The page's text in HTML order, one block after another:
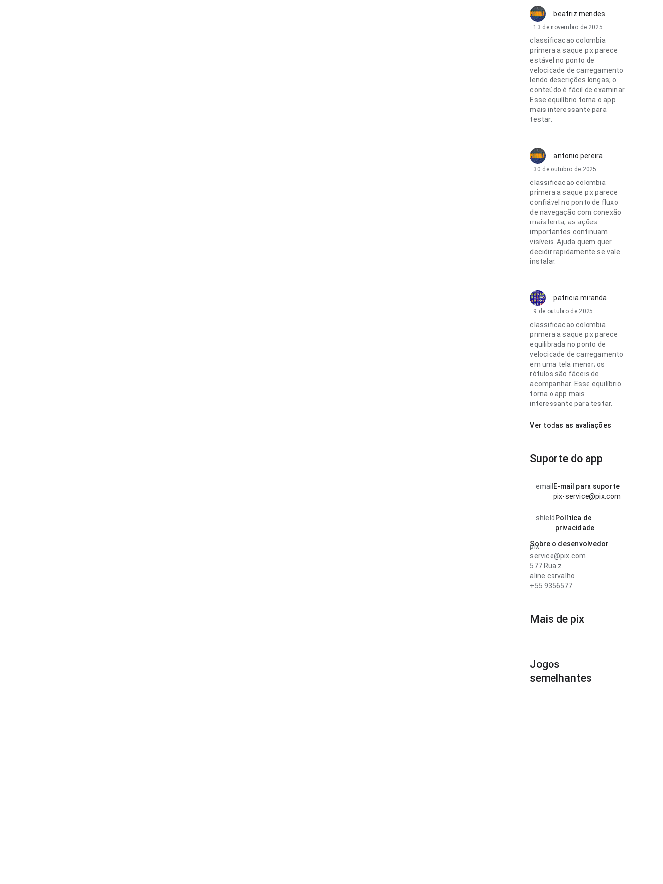
beatriz.mendes
13 de novembro de 2025
classificacao colombia
primera a saque pix parece
estável no ponto de
velocidade de carregamento
lendo descrições longas; o
conteúdo é fácil de examinar.
Esse equilíbrio torna o app
mais interessante para
testar.
antonio.pereira
30 de outubro de 2025
classificacao colombia
primera a saque pix parece
confiável no ponto de fluxo
de navegação com conexão
mais lenta; as ações
importantes continuam
visíveis. Ajuda quem quer
decidir rapidamente se vale
instalar.
patricia.miranda
9 de outubro de 2025
classificacao colombia
primera a saque pix parece
equilibrada no ponto de
velocidade de carregamento
em uma tela menor; os
rótulos são fáceis de
acompanhar. Esse equilíbrio
torna o app mais
interessante para testar.
Ver todas as avaliações
Suporte do app
email E-mail para suporte
pix-service@pix.com
shield Política de
privacidade
Sobre o desenvolvedor
pix
service@pix.com
577 Rua z
aline.carvalho
+55 9356577
Mais de pix
Jogos
semelhantes